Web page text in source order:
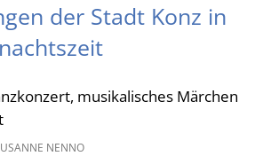
RU
der Stadt Konz in
musikalisches Märchen
NENNO